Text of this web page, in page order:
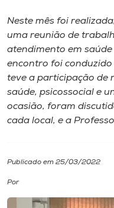
I.nova
Diplomados
Cultura
Biblioteca
Editora
Neste mês foi
uma reunião de
atendimento em
encontro foi conduzido
teve a participação de
saúde, psicossocial e
ocasião, foram
cada local, e a
Publicado em 25/03/2022
Por